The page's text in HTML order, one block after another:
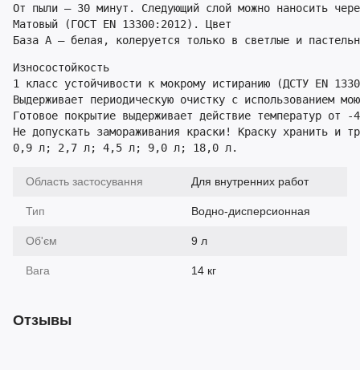
От пыли – 30 минут. Следующий слой можно наносить
Матовый (ГОСТ EN 13300:2012). Цвет
База А – белая, колеруется только в светлые и
Износостойкость
1 класс устойчивости к мокрому истиранию (ДСТУ EN
Выдерживает периодическую очистку с использованием
Готовое покрытие выдерживает действие температур от
Не допускать замораживания краски! Краску хранить и
0,9 л; 2,7 л; 4,5 л; 9,0 л; 18,0 л.
Область застосування Для внутренних работ
Тип Водно-дисперсионная
Об'єм 9 л
Вага 14 кг
Отзывы